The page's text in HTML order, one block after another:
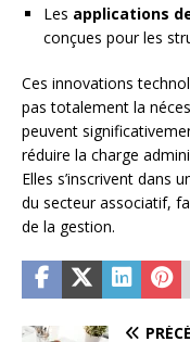
Les applications
conçues pour les
Ces innovations
pas totalement la
peuvent
réduire la charge
Elles s’inscrivent dans
du secteur associatif,
de la gestion.